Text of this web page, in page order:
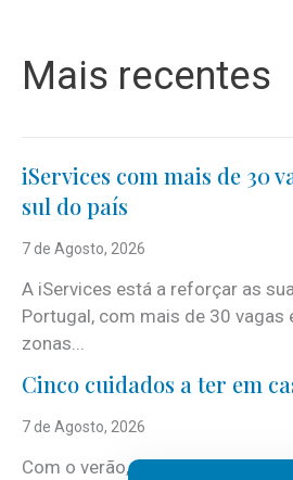
Mais recentes
iServices com mais de 30
sul do país
7 de Agosto, 2026
A iServices está a reforçar as
Portugal, com mais de 30 vagas
zonas...
Cinco cuidados a ter em
7 de Agosto, 2026
Com o verão, chegam também